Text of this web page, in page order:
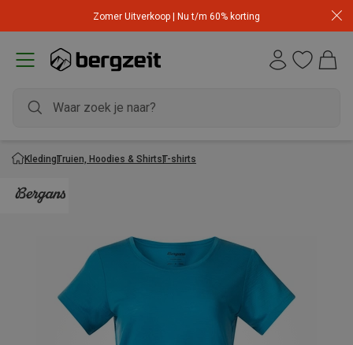
Zomer Uitverkoop | Nu t/m 60% korting
KledingTruien, Hoodies & ShirtsT-shirts